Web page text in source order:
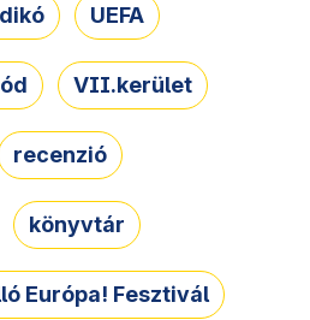
UEFA
VII.kerület
recenzió
könyvtár
Európa! Fesztivál